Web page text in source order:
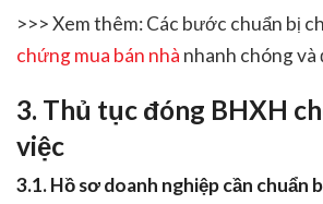
>>> Xem thêm: Các bước chuẩn bị
chứng mua bán nhà nhanh chóng và
3. Thủ tục đóng BHXH
việc
3.1. Hồ sơ doanh nghiệp cần chuẩn